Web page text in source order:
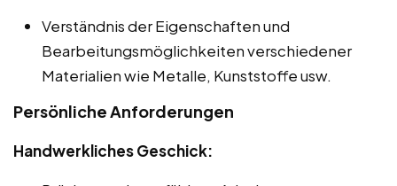
Verständnis der Eigenschaften und
Bearbeitungsmöglichkeiten verschiedener
Materialien wie Metalle, Kunststoffe usw.
Persönliche Anforderungen
Handwerkliches Geschick: